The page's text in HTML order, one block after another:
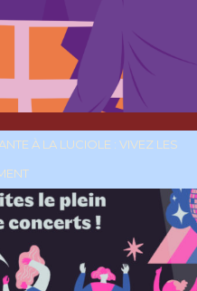
À LA LUCIOLE : VIVEZ LES